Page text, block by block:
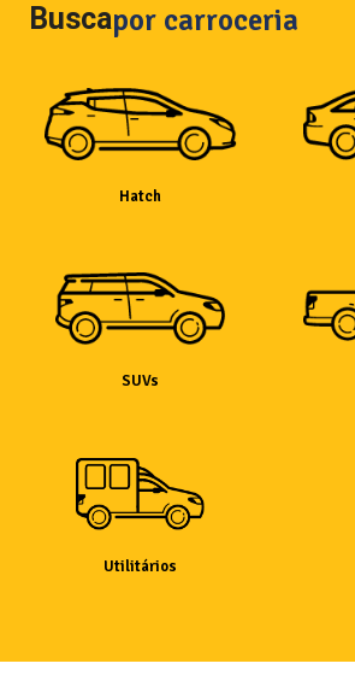
Buscapor carroceria
Hatch
SUVs
Utilitários